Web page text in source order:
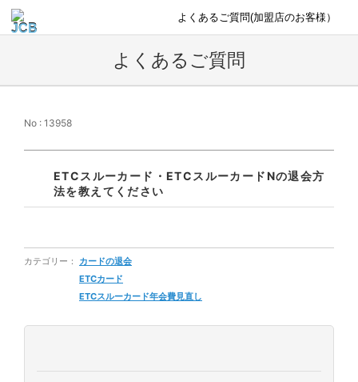
よくあるご質問(加盟店のお客様）
よくあるご質問
No : 13958
ETCスルーカード・ETCスルーカードNの退会方
法を教えてください
カテゴリー：
カードの退会
ETCカード
ETCスルーカード年会費見直し